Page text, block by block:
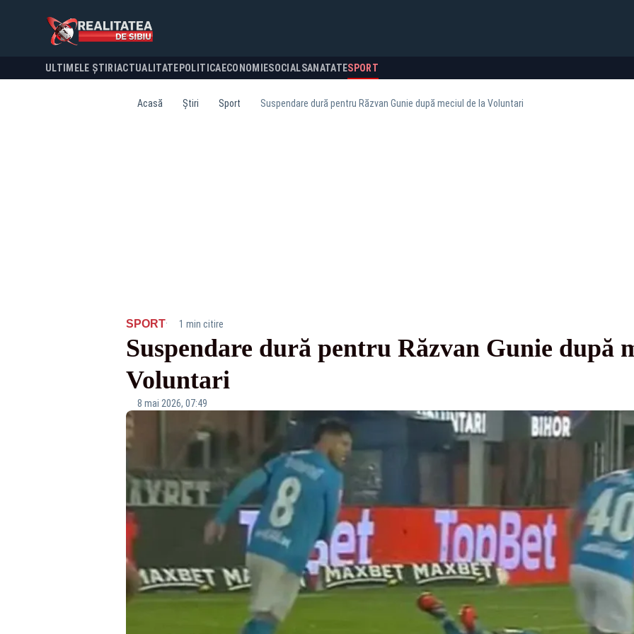
ULTIMELE ȘTIRI ACTUALITATE POLITICA ECONOMIESOCIALSANATATESPORT
Acasă Știri Sport Suspendare dură pentru Răzvan Gunie după meciul de la Voluntari
SPORT· 1 min citire
Suspendare dură pentru Răzvan Gunie după
Voluntari
8 mai 2026, 07:49